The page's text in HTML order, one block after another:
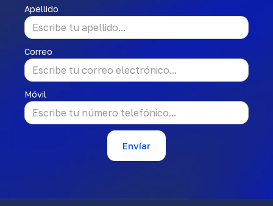
Apellido
Correo
Móvil